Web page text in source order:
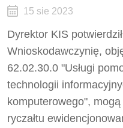
15 sie 2023
Dyrektor KIS
Wnioskodawczynię,
62.02.30.0 "Usługi
technologii
komputerowego",
ryczałtu